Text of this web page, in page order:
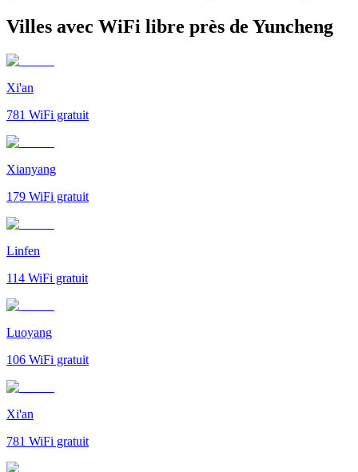
Villes avec WiFi libre près de Yuncheng
Xi'an
781 WiFi gratuit
Xianyang
179 WiFi gratuit
Linfen
114 WiFi gratuit
Luoyang
106 WiFi gratuit
Xi'an
781 WiFi gratuit